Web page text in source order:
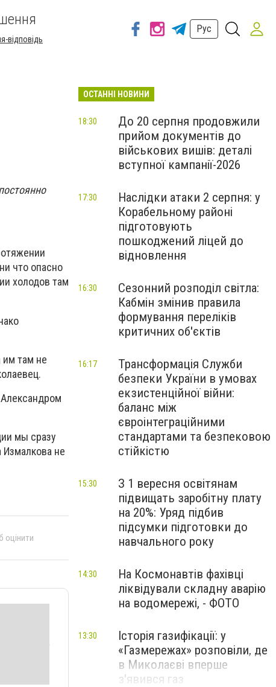
відповідь
Рус
что опасно
холодов там
им там не
мы сразу
Измалкова не
оцінити
ОСТАННІ НОВИНИ
До 20 серпня продовжили
прийом документів до
військових вишів: деталі
вступної кампанії-2026
18:30
Наслідки атаки 2 серпня: у
Корабельному районі
підготовують
пошкоджений ліцей до
відновлення
17:30
Сезонний розподіл світла:
Кабмін змінив правила
формування переліків
критичних об'єктів
16:30
Трансформація Служби
безпеки України в умовах
екзистенційної війни:
баланс між
євроінтеграційними
стандартами та безпековою
стійкістю
16:17
З 1 вересня освітянам
підвищать заробітну плату
на 20%: Уряд підбив
підсумки підготовки до
навчального року
15:30
На Космонавтів фахівці
ліквідували складну аварію
на водомережі, - ФОТО
14:30
Історія газифікації: у
«Газмережах» розповіли, де
в Миколаєві вперше
з'явився газ
13:30